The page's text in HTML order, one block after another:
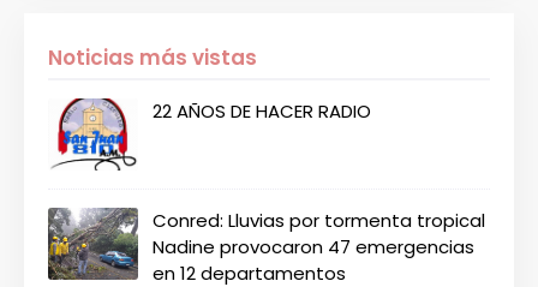
Noticias más vistas
22 AÑOS DE HACER RADIO
Conred: Lluvias por tormenta tropical
Nadine provocaron 47 emergencias
en 12 departamentos